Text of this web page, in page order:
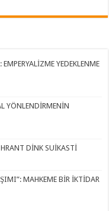
YEDEKLENME
YÖNLENDİRMENİN
HRANT DİNK SUİKASTİ
MAHKEME BİR İKTİDAR